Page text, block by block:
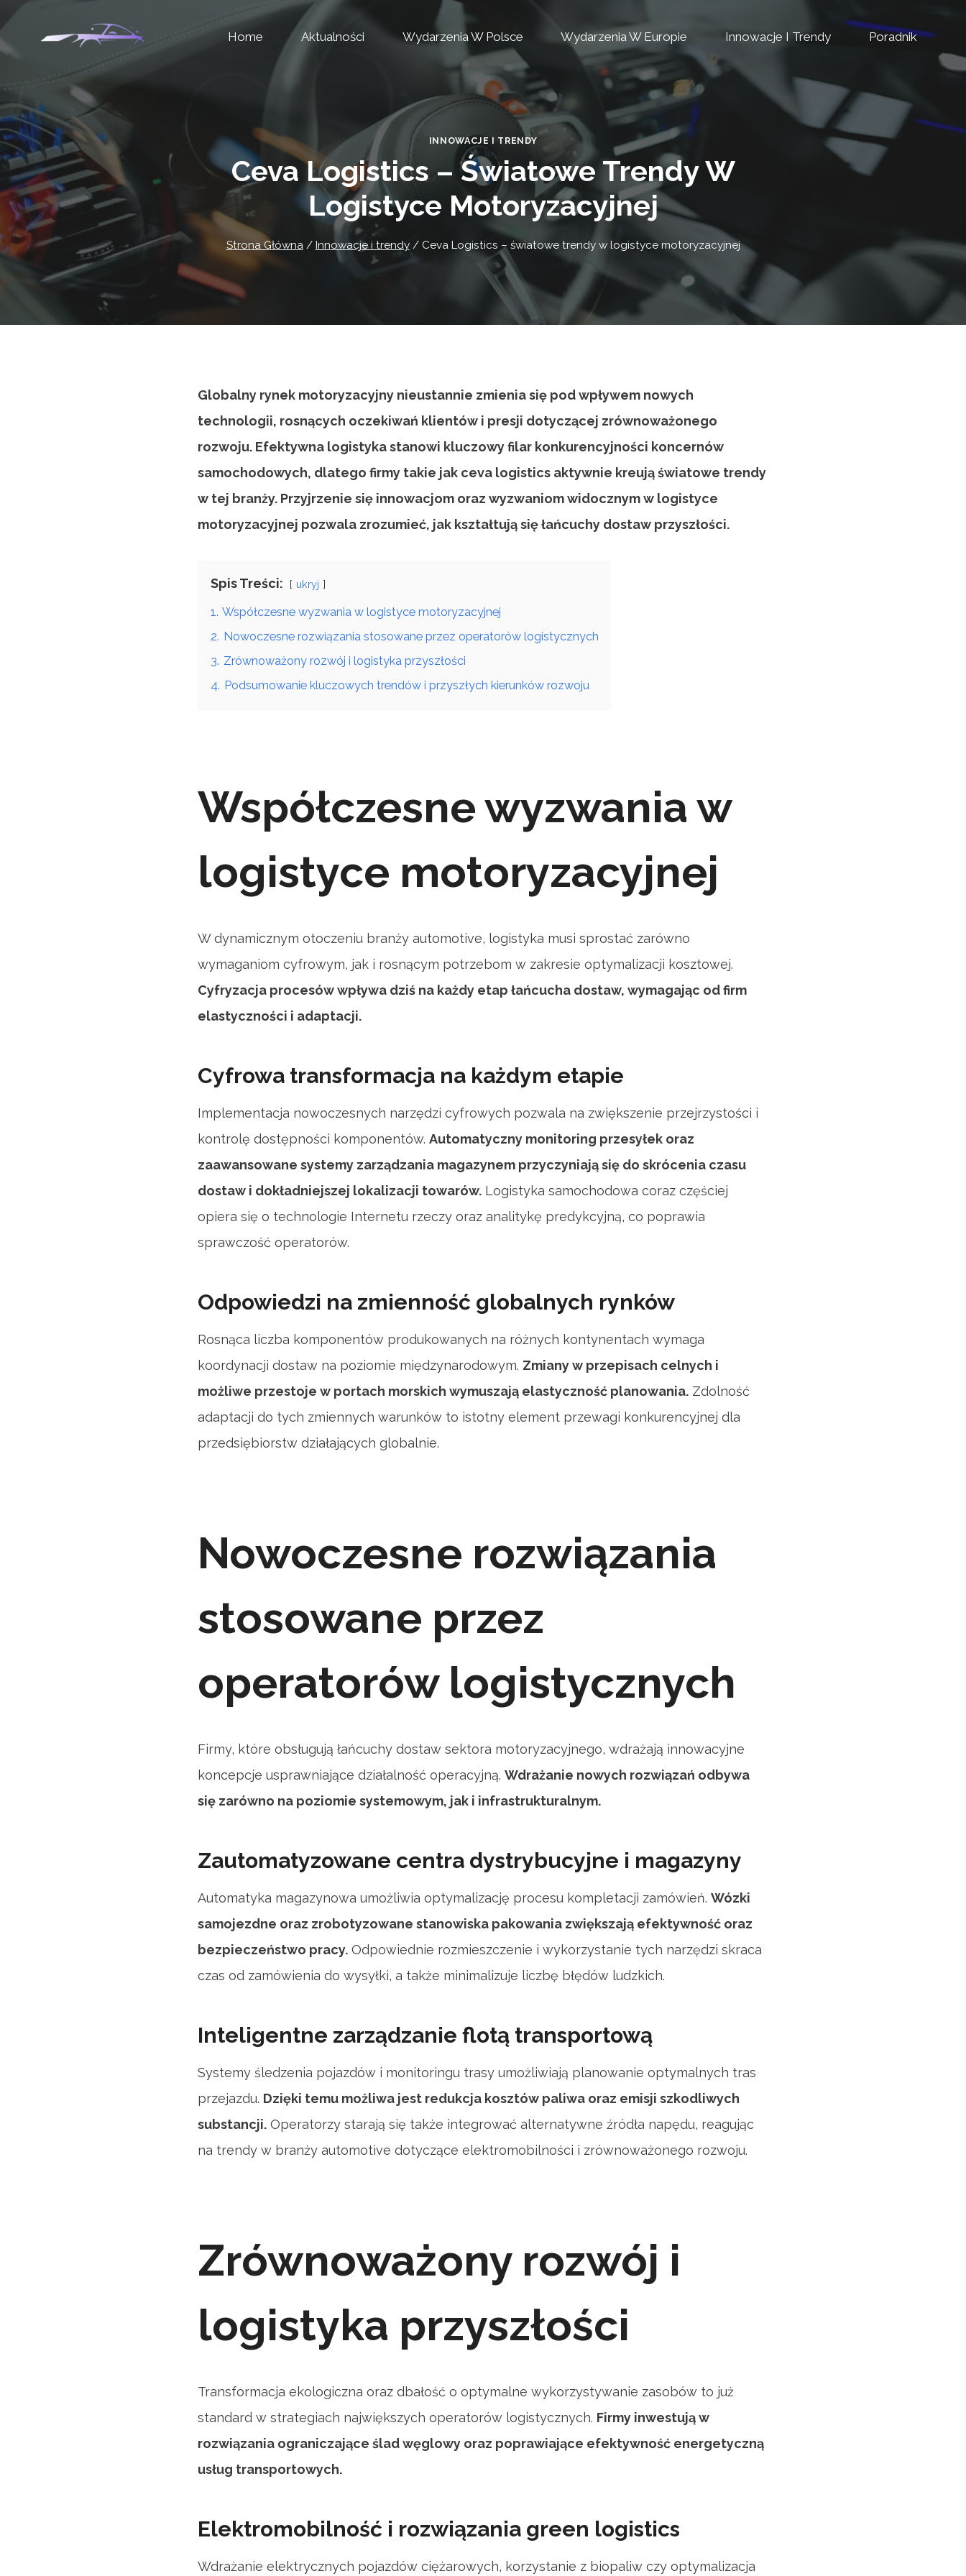
do
Home Aktualności Wydarzenia W Polsce Wydarzenia W Europie Innowacje I Trendy Poradnik
INNOWACJE I TRENDY
Ceva Logistics – Światowe Trendy W
Logistyce Motoryzacyjnej
Strona Główna / Innowacje i trendy / Ceva Logistics – światowe trendy w logistyce motoryzacyjnej
Globalny rynek motoryzacyjny nieustannie zmienia się pod wpływem nowych
technologii, rosnących oczekiwań klientów i presji dotyczącej zrównoważonego
rozwoju. Efektywna logistyka stanowi kluczowy filar konkurencyjności koncernów
samochodowych, dlatego firmy takie jak ceva logistics aktywnie kreują światowe trendy
w tej branży. Przyjrzenie się innowacjom oraz wyzwaniom widocznym w logistyce
motoryzacyjnej pozwala zrozumieć, jak kształtują się łańcuchy dostaw przyszłości.
Spis Treści: ukryj
1. Współczesne wyzwania w logistyce motoryzacyjnej
2. Nowoczesne rozwiązania stosowane przez operatorów logistycznych
3. Zrównoważony rozwój i logistyka przyszłości
4. Podsumowanie kluczowych trendów i przyszłych kierunków rozwoju
Współczesne wyzwania w
logistyce motoryzacyjnej
W dynamicznym otoczeniu branży automotive, logistyka musi sprostać zarówno
wymaganiom cyfrowym, jak i rosnącym potrzebom w zakresie optymalizacji kosztowej.
Cyfryzacja procesów wpływa dziś na każdy etap łańcucha dostaw, wymagając od firm
elastyczności i adaptacji.
Cyfrowa transformacja na każdym etapie
Implementacja nowoczesnych narzędzi cyfrowych pozwala na zwiększenie przejrzystości i
kontrolę dostępności komponentów. Automatyczny monitoring przesyłek oraz
zaawansowane systemy zarządzania magazynem przyczyniają się do skrócenia czasu
dostaw i dokładniejszej lokalizacji towarów. Logistyka samochodowa coraz częściej
opiera się o technologie Internetu rzeczy oraz analitykę predykcyjną, co poprawia
sprawczość operatorów.
Odpowiedzi na zmienność globalnych rynków
Rosnąca liczba komponentów produkowanych na różnych kontynentach wymaga
koordynacji dostaw na poziomie międzynarodowym. Zmiany w przepisach celnych i
możliwe przestoje w portach morskich wymuszają elastyczność planowania. Zdolność
adaptacji do tych zmiennych warunków to istotny element przewagi konkurencyjnej dla
przedsiębiorstw działających globalnie.
Nowoczesne rozwiązania
stosowane przez
operatorów logistycznych
Firmy, które obsługują łańcuchy dostaw sektora motoryzacyjnego, wdrażają innowacyjne
koncepcje usprawniające działalność operacyjną. Wdrażanie nowych rozwiązań odbywa
się zarówno na poziomie systemowym, jak i infrastrukturalnym.
Zautomatyzowane centra dystrybucyjne i magazyny
Automatyka magazynowa umożliwia optymalizację procesu kompletacji zamówień. Wózki
samojezdne oraz zrobotyzowane stanowiska pakowania zwiększają efektywność oraz
bezpieczeństwo pracy. Odpowiednie rozmieszczenie i wykorzystanie tych narzędzi skraca
czas od zamówienia do wysyłki, a także minimalizuje liczbę błędów ludzkich.
Inteligentne zarządzanie flotą transportową
Systemy śledzenia pojazdów i monitoringu trasy umożliwiają planowanie optymalnych tras
przejazdu. Dzięki temu możliwa jest redukcja kosztów paliwa oraz emisji szkodliwych
substancji. Operatorzy starają się także integrować alternatywne źródła napędu, reagując
na trendy w branży automotive dotyczące elektromobilności i zrównoważonego rozwoju.
Zrównoważony rozwój i
logistyka przyszłości
Transformacja ekologiczna oraz dbałość o optymalne wykorzystywanie zasobów to już
standard w strategiach największych operatorów logistycznych. Firmy inwestują w
rozwiązania ograniczające ślad węglowy oraz poprawiające efektywność energetyczną
usług transportowych.
Elektromobilność i rozwiązania green logistics
Wdrażanie elektrycznych pojazdów ciężarowych, korzystanie z biopaliw czy optymalizacja